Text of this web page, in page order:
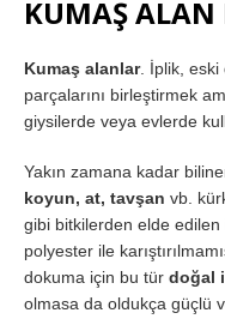
KUMAŞ ALAN
Kumaş alanlar. İplik, eski
parçalarını birleştirmek
giysilerde veya evlerde
Yakın zamana kadar
koyun, at, tavşan vb.
gibi bitkilerden elde
polyester ile
dokuma için bu tür doğal
olmasa da oldukça güçlü